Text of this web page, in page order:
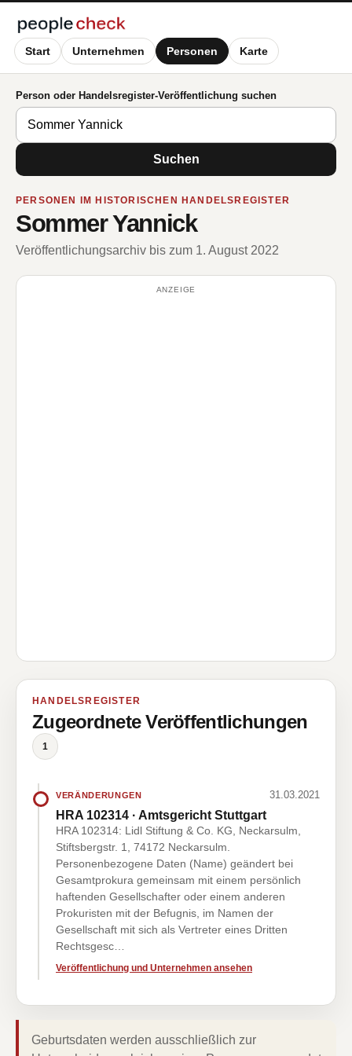
Start Unternehmen Personen Karte
Person oder Handelsregister-Veröffentlichung suchen
Suchen
PERSONEN IM HISTORISCHEN HANDELSREGISTER
Sommer Yannick
Veröffentlichungsarchiv bis zum 1. August 2022
ANZEIGE
HANDELSREGISTER
Zugeordnete Veröffentlichungen
1
VERÄNDERUNGEN 31.03.2021
HRA 102314 · Amtsgericht Stuttgart
HRA 102314: Lidl Stiftung & Co. KG, Neckarsulm,
Stiftsbergstr. 1, 74172 Neckarsulm.
Personenbezogene Daten (Name) geändert bei
Gesamtprokura gemeinsam mit einem persönlich
haftenden Gesellschafter oder einem anderen
Prokuristen mit der Befugnis, im Namen der
Gesellschaft mit sich als Vertreter eines Dritten
Rechtsgesc…
Veröffentlichung und Unternehmen ansehen
Geburtsdaten werden ausschließlich zur